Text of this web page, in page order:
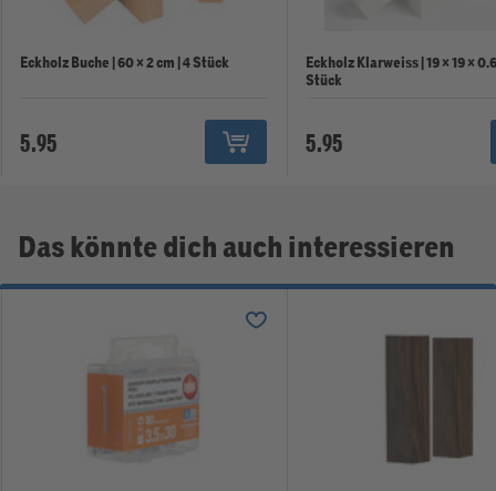
Eckholz Buche | 60 × 2 cm | 4 Stück
5.95
Eckholz Klarweiss | 19 × 19 ×
Stück
5.95
Das könnte dich auch interessieren